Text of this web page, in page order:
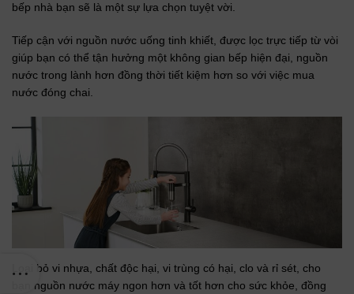
bếp nhà bạn sẽ là một sự lựa chọn tuyệt vời.
Tiếp cận với nguồn nước uống tinh khiết, được lọc trực tiếp từ vòi
giúp bạn có thể tận hưởng một không gian bếp hiện đại, nguồn
nước trong lành hơn đồng thời tiết kiệm hơn so với việc mua
nước đóng chai.
Loại bỏ vi nhựa, chất độc hại, vi trùng có hại, clo và rỉ sét, cho
bạn nguồn nước máy ngon hơn và tốt hơn cho sức khỏe, đồng